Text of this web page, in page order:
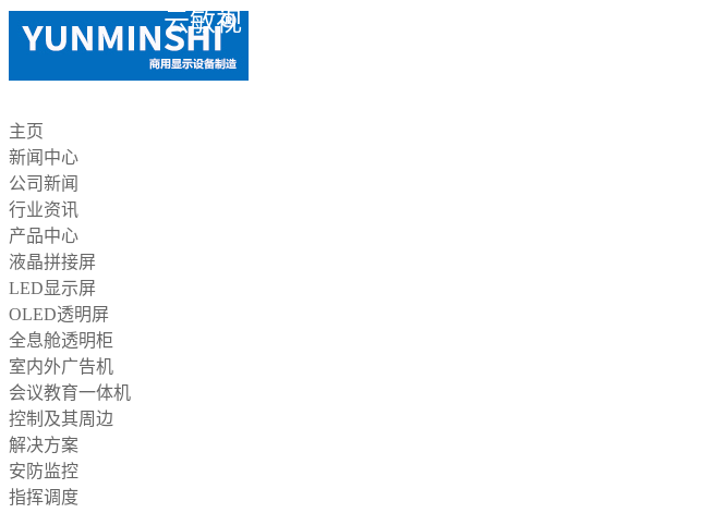
主页
新闻中心
公司新闻
行业资讯
产品中心
液晶拼接屏
LED显示屏
OLED透明屏
全息舱透明柜
室内外广告机
会议教育一体机
控制及其周边
解决方案
安防监控
指挥调度
云敏视